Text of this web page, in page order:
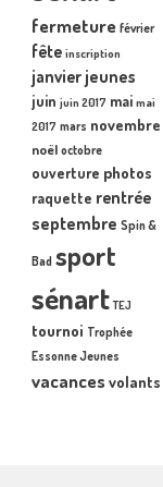
fermeture février
fête inscription
janvier jeunes
juin juin 2017 mai mai
2017 mars novembre
noël octobre
ouverture photos
raquette rentrée
septembre Spin &
Bad sport
sénart TEJ
tournoi Trophée
Essonne Jeunes
vacancesvolants